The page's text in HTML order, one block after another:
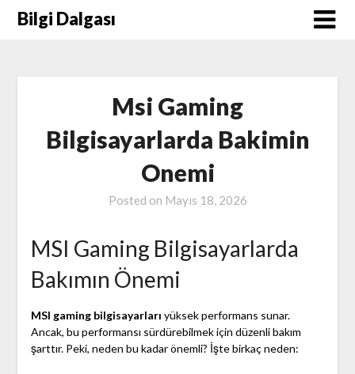
SkipBilgi Dalgası
Msi Gaming
Bilgisayarlarda Bakimin
Onemi
Posted on Mayıs 18, 2026
MSI Gaming Bilgisayarlarda
Bakımın Önemi
MSI gaming bilgisayarları yüksek performans sunar.
Ancak, bu performansı sürdürebilmek için düzenli bakım
şarttır. Peki, neden bu kadar önemli? İşte birkaç neden: